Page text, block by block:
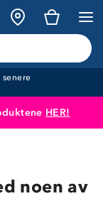
HER!
noen av